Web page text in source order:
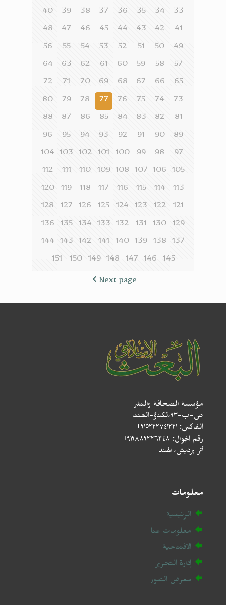
33
34
35
36
37
38
39
40
41
42
43
44
45
46
47
48
49
50
51
52
53
54
55
56
57
58
59
60
61
62
63
64
65
66
67
68
69
70
71
72
73
74
75
76
77
78
79
80
81
82
83
84
85
86
87
88
89
90
91
92
93
94
95
96
97
98
99
100
101
102
103
104
105
106
107
108
109
110
111
112
113
114
115
116
117
118
119
120
121
122
123
124
125
126
127
128
129
130
131
132
133
134
135
136
137
138
139
140
141
142
143
144
145
146
147
148
149
150
151
Next page
مؤسسة الصحافة والنشر
ص-ب-۹۳،لکناؤ-الھند
الفاكس: ٩١٥٢٢٢٧٤١٢٢١+
رقم الجوال: ٩١٩٨٨٩٣٣٦٣٤٨+
أتر پردیش، الهند
معلومات
الرئيسية
معلومات عنا
الافتتاحية
إدارة التحرير
معرض الصور